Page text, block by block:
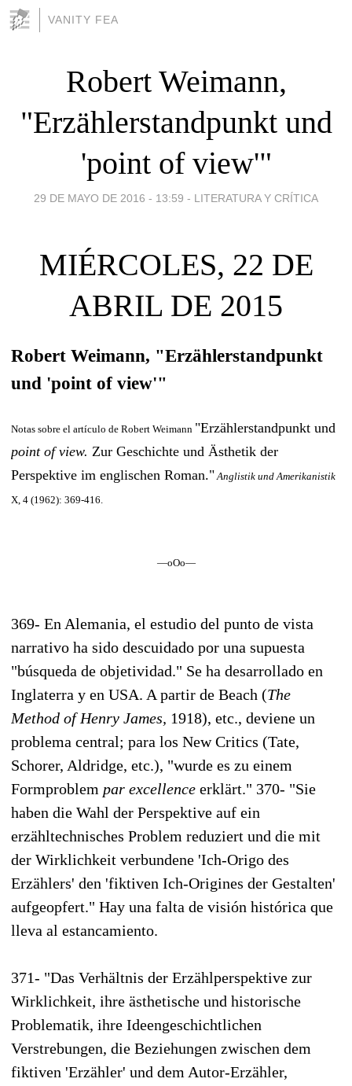
VANITY FEA
Robert Weimann,
"Erzählerstandpunkt und
'point of view'"
29 DE MAYO DE 2016 - 13:59 - LITERATURA Y CRÍTICA
MIÉRCOLES, 22 DE
ABRIL DE 2015
Robert Weimann, "Erzählerstandpunkt
und 'point of view'"
Notas sobre el artículo de Robert Weimann "Erzählerstandpunkt und
point of view. Zur Geschichte und Ästhetik der
Perspektive im englischen Roman." Anglistik und Amerikanistik
X, 4 (1962): 369-416.
—oOo—
369- En Alemania, el estudio del punto de vista
narrativo ha sido descuidado por una supuesta
"búsqueda de objetividad." Se ha desarrollado en
Inglaterra y en USA. A partir de Beach (The
Method of Henry James, 1918), etc., deviene un
problema central; para los New Critics (Tate,
Schorer, Aldridge, etc.), "wurde es zu einem
Formproblem par excellence erklärt." 370- "Sie
haben die Wahl der Perspektive auf ein
erzähltechnisches Problem reduziert und die mit
der Wirklichkeit verbundene 'Ich-Origo des
Erzählers' den 'fiktiven Ich-Origines der Gestalten'
aufgeopfert." Hay una falta de visión histórica que
lleva al estancamiento.
371- "Das Verhältnis der Erzählperspektive zur
Wirklichkeit, ihre ästhetische und historische
Problematik, ihre Ideengeschichtlichen
Verstrebungen, die Beziehungen zwischen dem
fiktiven 'Erzähler' und dem Autor-Erzähler,